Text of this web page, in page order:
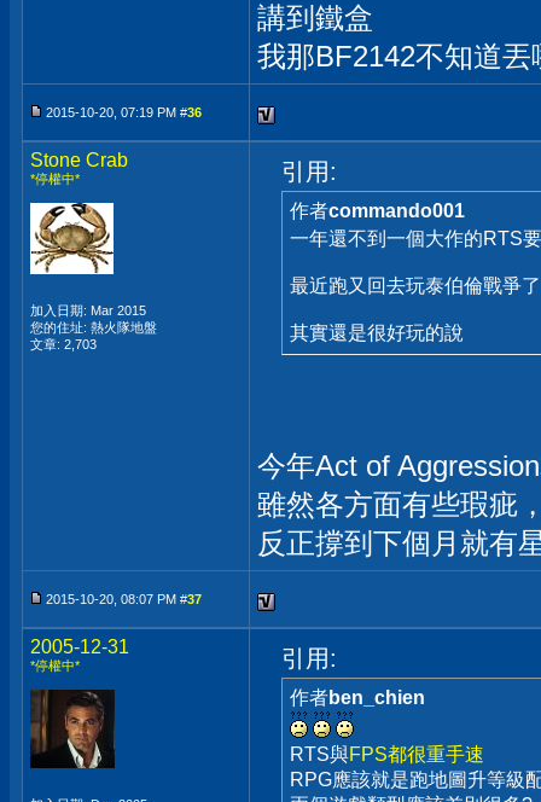
講到鐵盒
我那BF2142不知道
2015-10-20, 07:19 PM #36
Stone Crab
*停權中*
加入日期: Mar 2015
您的住址: 熱火隊地盤
文章: 2,703
引用:
作者commando001
一年還不到一個大作的RTS
最近跑又回去玩泰伯倫戰爭了
其實還是很好玩的說
今年Act of
雖然各方面有些瑕疵
反正撐到下個月就有
2015-10-20, 08:07 PM #37
2005-12-31
*停權中* 引用:
作者ben_chien
RTS與FPS都很重手速
RPG應該就是跑地圖升等級